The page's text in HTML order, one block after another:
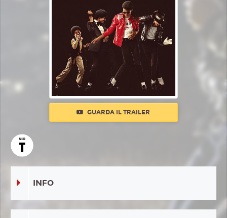
GUARDA IL TRAILER
INFO